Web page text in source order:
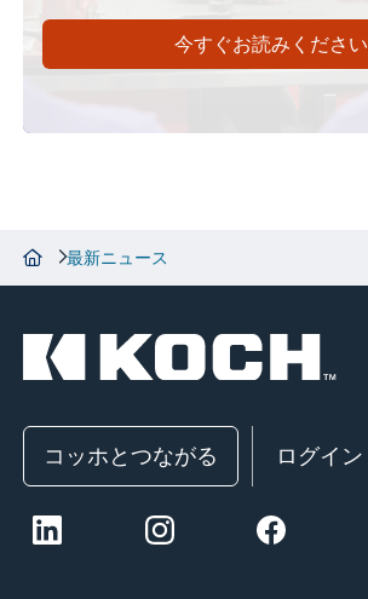
今すぐお読みください
最新ニュース
コッホとつながる ログイン